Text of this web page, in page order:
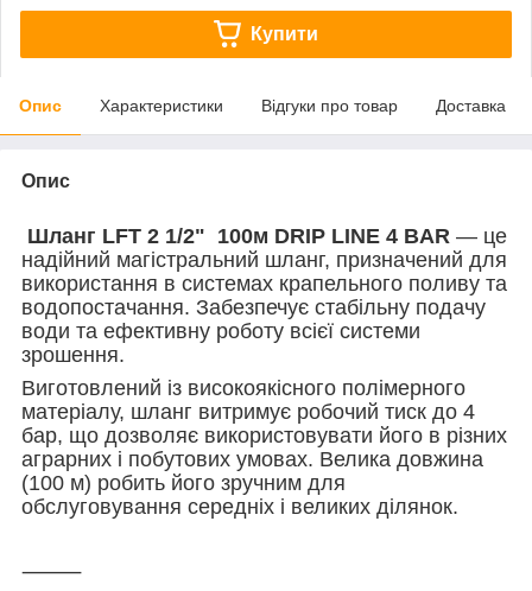
Купити
Опис Характеристики Відгуки про товар Доставка
Опис
Шланг LFT 2 1/2" 100м DRIP LINE 4 BAR — це
надійний магістральний шланг, призначений для
використання в системах крапельного поливу та
водопостачання. Забезпечує стабільну подачу
води та ефективну роботу всієї системи
зрошення.
Виготовлений із високоякісного полімерного
матеріалу, шланг витримує робочий тиск до 4
бар, що дозволяє використовувати його в різних
аграрних і побутових умовах. Велика довжина
(100 м) робить його зручним для
обслуговування середніх і великих ділянок.
⸻